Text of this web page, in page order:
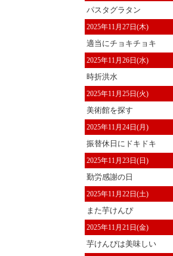
パスタグラタン
2025年11月27日(木)
適当にチョキチョキ
2025年11月26日(水)
時折洪水
2025年11月25日(火)
美術館を探す
2025年11月24日(月)
振替休日にドキドキ
2025年11月23日(日)
勤労感謝の日
2025年11月22日(土)
また芋けんぴ
2025年11月21日(金)
芋けんぴは美味しい